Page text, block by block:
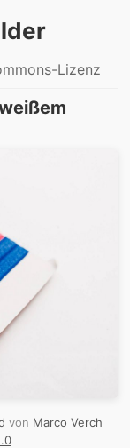
Lizenz
von Marco Verch